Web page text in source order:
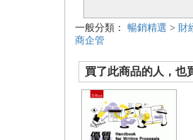
一般分類： 暢銷精選 > 財
商企管
買了此商品的人，也